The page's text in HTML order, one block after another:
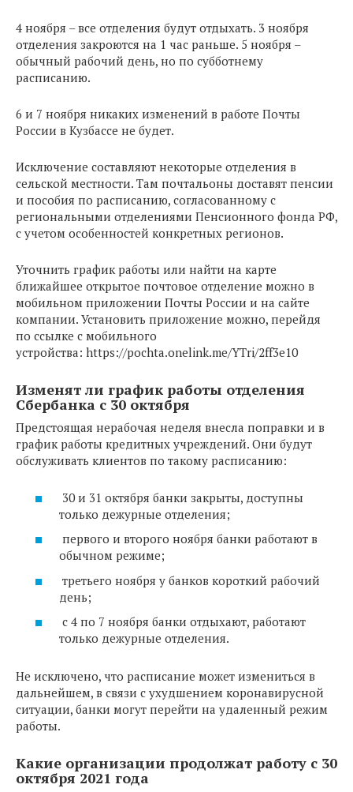
4 ноября – все отделения будут отдыхать. 3 ноября
отделения закроются на 1 час раньше. 5 ноября –
обычный рабочий день, но по субботнему
расписанию.
6 и 7 ноября никаких изменений в работе Почты
России в Кузбассе не будет.
Исключение составляют некоторые отделения в
сельской местности. Там почтальоны доставят пенсии
и пособия по расписанию, согласованному с
региональными отделениями Пенсионного фонда РФ,
с учетом особенностей конкретных регионов.
Уточнить график работы или найти на карте
ближайшее открытое почтовое отделение можно в
мобильном приложении Почты России и на сайте
компании. Установить приложение можно, перейдя
по ссылке с мобильного
устройства: https://pochta.onelink.me/YTri/2ff3e10
Изменят ли график работы отделения
Сбербанка с 30 октября
Предстоящая нерабочая неделя внесла поправки и в
график работы кредитных учреждений. Они будут
обслуживать клиентов по такому расписанию:
30 и 31 октября банки закрыты, доступны
только дежурные отделения;
первого и второго ноября банки работают в
обычном режиме;
третьего ноября у банков короткий рабочий
день;
с 4 по 7 ноября банки отдыхают, работают
только дежурные отделения.
Не исключено, что расписание может измениться в
дальнейшем, в связи с ухудшением коронавирусной
ситуации, банки могут перейти на удаленный режим
работы.
Какие организации продолжат работу с 30
октября 2021 года